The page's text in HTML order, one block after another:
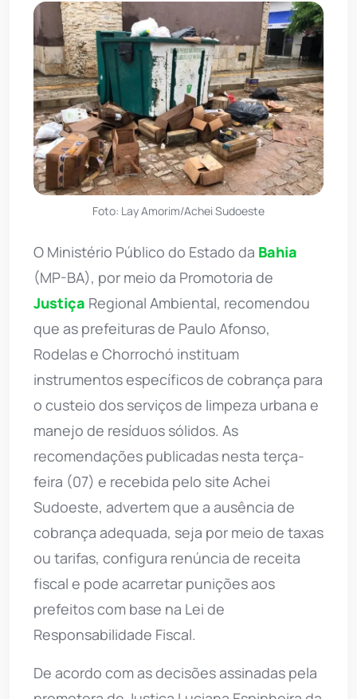
Foto: Lay Amorim/Achei Sudoeste
O Ministério Público do Estado da Bahia
(MP-BA), por meio da Promotoria de
Justiça Regional Ambiental, recomendou
que as prefeituras de Paulo Afonso,
Rodelas e Chorrochó instituam
instrumentos específicos de cobrança para
o custeio dos serviços de limpeza urbana e
manejo de resíduos sólidos. As
recomendações publicadas nesta terça-
feira (07) e recebida pelo site Achei
Sudoeste, advertem que a ausência de
cobrança adequada, seja por meio de taxas
ou tarifas, configura renúncia de receita
fiscal e pode acarretar punições aos
prefeitos com base na Lei de
Responsabilidade Fiscal.
De acordo com as decisões assinadas pela